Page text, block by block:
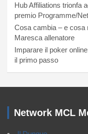
Hub Affiliations trionfa
premio Programme/
Cosa cambia – e cosa
Maresca allenatore
Imparare il poker
il primo passo
Network MCL